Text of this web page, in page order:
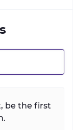
be the first